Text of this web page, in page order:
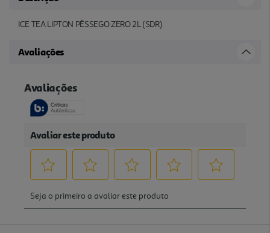
ICE TEA LIPTON PÊSSEGO ZERO 2L (SDR)
Avaliações